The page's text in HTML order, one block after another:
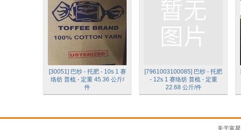
[30051] 巴纱 - 托肥 - 10s 1 赛
络纺 普梳 - 定重 45.36 公斤/
件
[7961003100085] 巴纱 - 托肥
- 12s 1 赛络纺 普梳 - 定重
22.68 公斤/件
关于富星